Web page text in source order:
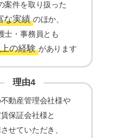
案件を取り扱った
な実績 のほか、
士・事務員とも
の経験 があります
理由4
動産管理会社様や
保証会社様と
せていただき、